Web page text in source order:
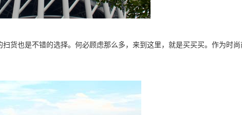
货也是不错的选择。何必顾虑那么多，来到这里，就是买买买。作为时尚